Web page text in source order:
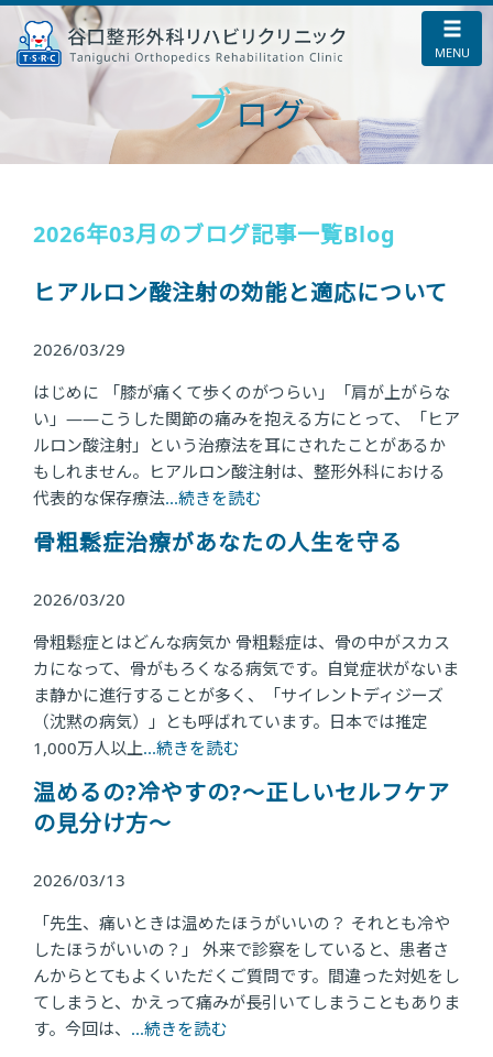
ブログ
2026年03月のブログ記事一覧Blog
ヒアルロン酸注射の効能と適応について
2026/03/29
はじめに 「膝が痛くて歩くのがつらい」「肩が上がらな
い」——こうした関節の痛みを抱える方にとって、「ヒア
ルロン酸注射」という治療法を耳にされたことがあるか
もしれません。ヒアルロン酸注射は、整形外科における
代表的な保存療法...続きを読む
骨粗鬆症治療があなたの人生を守る
2026/03/20
骨粗鬆症とはどんな病気か 骨粗鬆症は、骨の中がスカス
カになって、骨がもろくなる病気です。自覚症状がないま
ま静かに進行することが多く、「サイレントディジーズ
（沈黙の病気）」とも呼ばれています。日本では推定
1,000万人以上...続きを読む
温めるの?冷やすの?〜正しいセルフケア
の見分け方〜
2026/03/13
「先生、痛いときは温めたほうがいいの？ それとも冷や
したほうがいいの？」 外来で診察をしていると、患者さ
んからとてもよくいただくご質問です。間違った対処をし
てしまうと、かえって痛みが長引いてしまうこともありま
す。今回は、 ...続きを読む